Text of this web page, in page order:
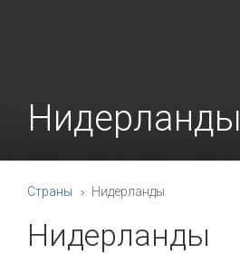
Нидерланды
Страны Нидерланды
Нидерланды